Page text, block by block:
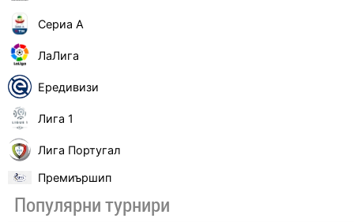
Сериа А
ЛаЛига
Ередивизи
Лига 1
Лига Португал
Премиършип
Популярни турнири